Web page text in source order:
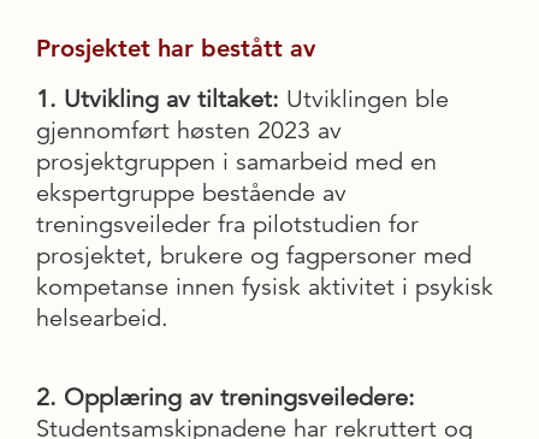
Prosjektet har bestått av
1. Utvikling av tiltaket: Utviklingen ble
gjennomført høsten 2023 av
prosjektgruppen i samarbeid med en
ekspertgruppe bestående av
treningsveileder fra pilotstudien for
prosjektet, brukere og fagpersoner med
kompetanse innen fysisk aktivitet i psykisk
helsearbeid.
2. Opplæring av treningsveiledere:
Studentsamskipnadene har rekruttert og